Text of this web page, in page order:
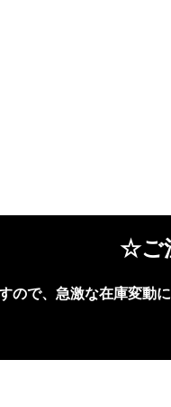
☆ご
ので、急激な在庫変動